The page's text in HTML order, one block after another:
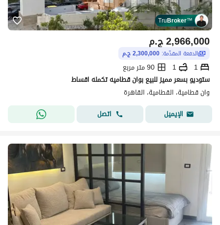
TruBroker™
ج.م2,966,000
الدفعة المقدّمة: 2,300,000 ج.م
1
1
90 متر مربع
ستوديو بسعر مميز للبيع بوان قطاميه تكمله اقساط
وان قطامية، القطامية، القاهرة
الإيميل
اتصل